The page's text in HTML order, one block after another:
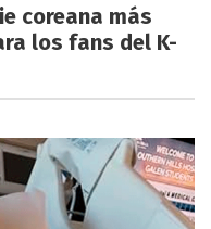
coreana más
los fans del K-